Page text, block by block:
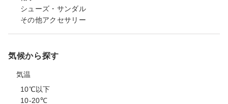
シューズ・サンダル
その他アクセサリー
気候から探す
気温
10℃以下
10-20℃